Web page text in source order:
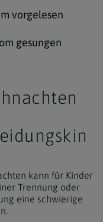
vorgelesen
gesungen
/ Trauriges Mädchen zu
kann für Kinder
Trennung oder
eine schwierige